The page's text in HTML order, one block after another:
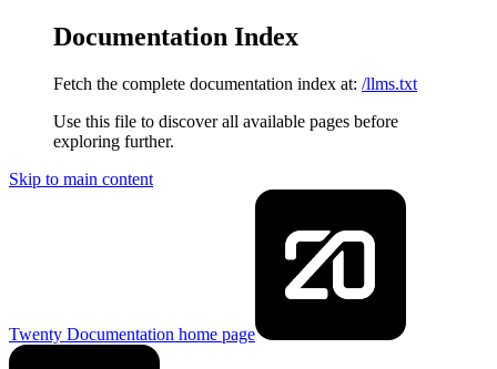
Documentation Index
Fetch the complete documentation index at: /llms.txt
Use this file to discover all available pages before
exploring further.
Skip to main content
Twenty Documentation home page